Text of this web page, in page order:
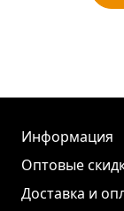
Информация
Оптовые
Доставка и